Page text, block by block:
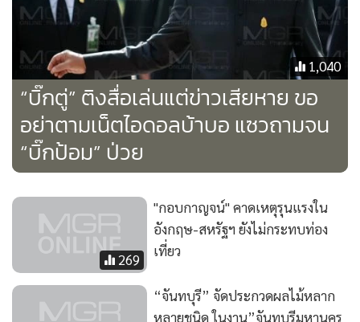
1,040
“บิ๊กตู่” ติงสื่อเล่นแต่ข่าวเสียหาย ขอ
อย่าตามเน็ตไอดอลบ้าบอ แซวถามจน
“บิ๊กป้อม” ป่วย
269
"กอบกาญจน์" คาดเหตุรุนแรงใน
อังกฤษ-สหรัฐฯ ยังไม่กระทบท่อง
เที่ยว
“จันทบุรี” จัดประกวดผลไม้หลาก
หลายชนิด ในงาน”จันทบุรีมหานคร